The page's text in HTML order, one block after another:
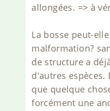
allongées. => à
La bosse peut-
malformation?
de structure a
d'autres espèces.
que quelque
forcément une